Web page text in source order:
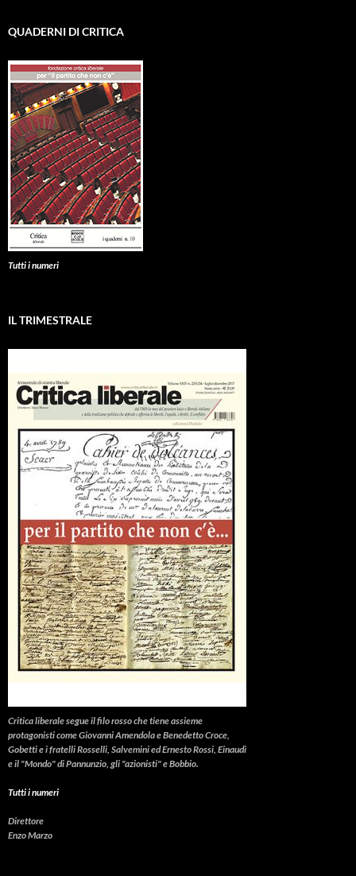
QUADERNI DI CRITICA
Tutti i numeri
IL TRIMESTRALE
Critica liberalesegue il filo rosso che tiene assieme
protagonisti come Giovanni Amendola e Benedetto Croce,
Gobetti e i fratelli Rosselli, Salvemini ed Ernesto Rossi, Einaudi
e il "Mondo" di Pannunzio, gli "azionisti" e Bobbio.
Tutti i numeri
Direttore
Enzo Marzo